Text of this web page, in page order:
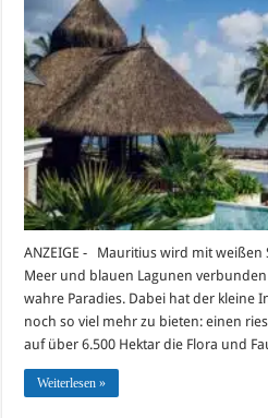
ANZEIGE - Mauritius wird mit
Meer und blauen Lagunen
wahre Paradies. Dabei hat der kleine
noch so viel mehr zu bieten: einen
auf über 6.500 Hektar die Flora und
Weiterlesen »